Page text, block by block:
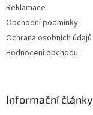
Reklamace
Obchodní podmínky
Ochrana osobních údajů
Hodnocení obchodu
Informační články